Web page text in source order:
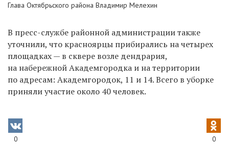
Глава Октябрьского района Владимир Мелехин
В пресс-службе районной администрации также
уточнили, что красноярцы прибирались на четырех
площадках — в сквере возле дендрария,
на набережной Академгородка и на территории
по адресам: Академгородок, 11 и 14. Всего в уборке
приняли участие около 40 человек.
0 0